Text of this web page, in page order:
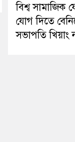
বিশ্ব সামাজিক
যোগ দিতে
সভাপতি খিয়াং